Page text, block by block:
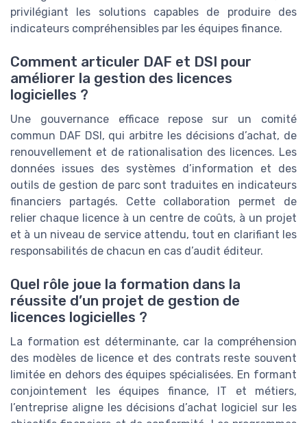
privilégiant les solutions capables de produire des
indicateurs compréhensibles par les équipes finance.
Comment articuler DAF et DSI pour
améliorer la gestion des licences
logicielles ?
Une gouvernance efficace repose sur un comité
commun DAF DSI, qui arbitre les décisions d’achat, de
renouvellement et de rationalisation des licences. Les
données issues des systèmes d’information et des
outils de gestion de parc sont traduites en indicateurs
financiers partagés. Cette collaboration permet de
relier chaque licence à un centre de coûts, à un projet
et à un niveau de service attendu, tout en clarifiant les
responsabilités de chacun en cas d’audit éditeur.
Quel rôle joue la formation dans la
réussite d’un projet de gestion de
licences logicielles ?
La formation est déterminante, car la compréhension
des modèles de licence et des contrats reste souvent
limitée en dehors des équipes spécialisées. En formant
conjointement les équipes finance, IT et métiers,
l’entreprise aligne les décisions d’achat logiciel sur les